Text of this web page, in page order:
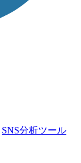
SNS分析ツール